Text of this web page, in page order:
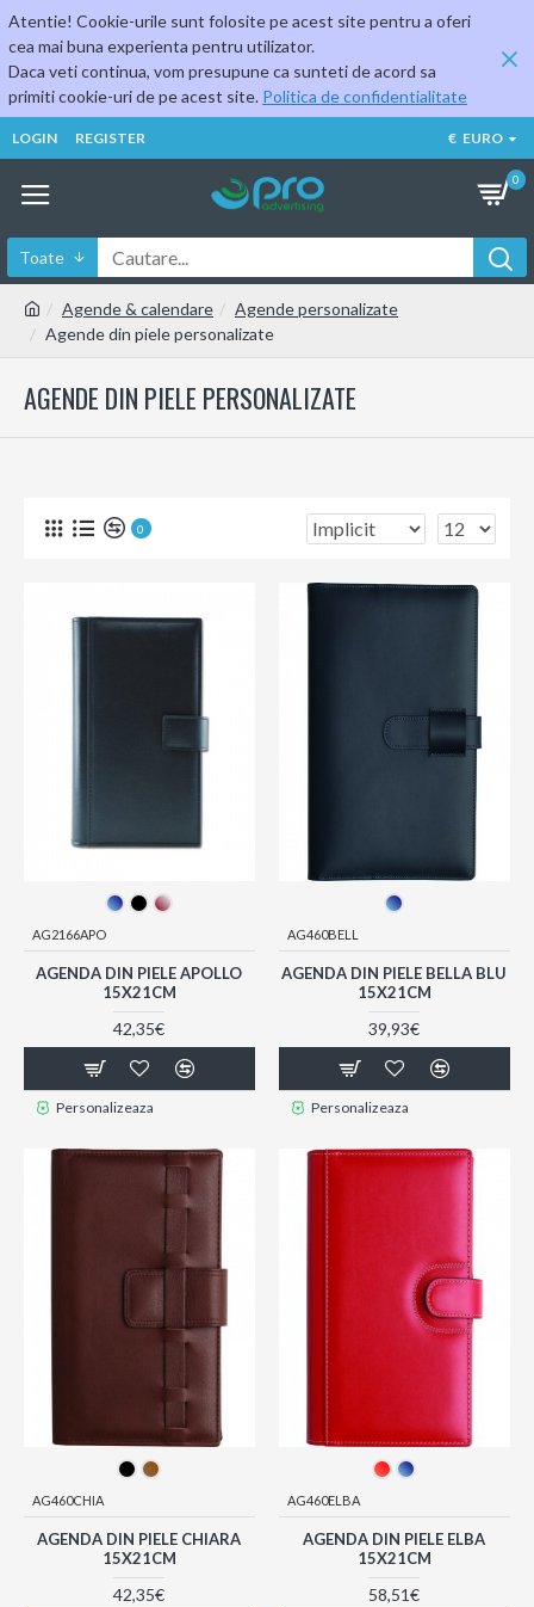
Atentie! Cookie-urile sunt folosite pe acest site pentru a oferi
cea mai buna experienta pentru utilizator.
Daca veti continua, vom presupune ca sunteti de acord sa
primiti cookie-uri de pe acest site. Politica de confidentialitate
LOGIN REGISTER € EURO
0
Toate
Agende & calendare
Agende personalizate
Agende din piele personalizate
AGENDE DIN PIELE PERSONALIZATE
0
AG2166APO
AGENDA DIN PIELE APOLLO
15X21CM
42,35€
Personalizeaza
AG460BELL
AGENDA DIN PIELE BELLA BLU
15X21CM
39,93€
Personalizeaza
AG460CHIA
AGENDA DIN PIELE CHIARA
15X21CM
42,35€
AG460ELBA
AGENDA DIN PIELE ELBA
15X21CM
58,51€